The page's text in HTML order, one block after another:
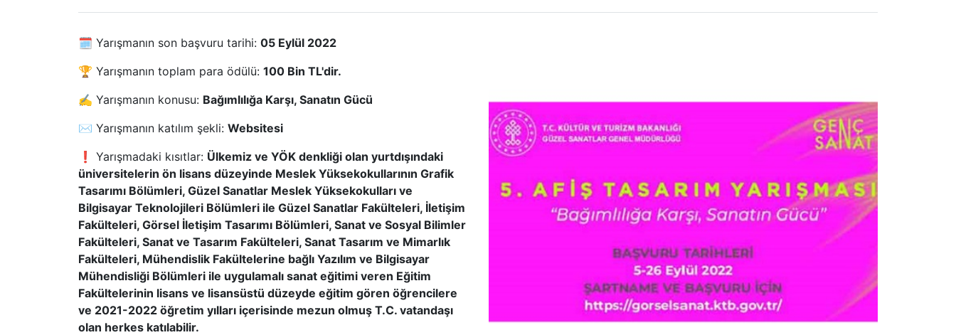
🗓️ Yarışmanın son başvuru tarihi: 05 Eylül 2022
🏆 Yarışmanın toplam para ödülü: 100 Bin TL'dir.
✍️ Yarışmanın konusu: Bağımlılığa Karşı, Sanatın Gücü
✉️ Yarışmanın katılım şekli: Websitesi
❗ Yarışmadaki kısıtlar: Ülkemiz ve YÖK denkliği olan yurtdışındaki
üniversitelerin ön lisans düzeyinde Meslek Yüksekokullarının Grafik
Tasarımı Bölümleri, Güzel Sanatlar Meslek Yüksekokulları ve
Bilgisayar Teknolojileri Bölümleri ile Güzel Sanatlar Fakülteleri, İletişim
Fakülteleri, Görsel İletişim Tasarımı Bölümleri, Sanat ve Sosyal Bilimler
Fakülteleri, Sanat ve Tasarım Fakülteleri, Sanat Tasarım ve Mimarlık
Fakülteleri, Mühendislik Fakültelerine bağlı Yazılım ve Bilgisayar
Mühendisliği Bölümleri ile uygulamalı sanat eğitimi veren Eğitim
Fakültelerinin lisans ve lisansüstü düzeyde eğitim gören öğrencilere
ve 2021-2022 öğretim yılları içerisinde mezun olmuş T.C. vatandaşı
olan herkes katılabilir.